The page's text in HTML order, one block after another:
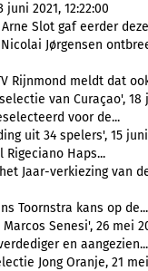
2021, 12:22:00
Arne Slot gaf eerder
Jørgensen
Rijnmond meldt dat
van Curaçao', 18
voor de...
uit 34 spelers', 15 juni
Rigeciano Haps...
Jaar-verkiezing van
Toornstra kans op de...
Senesi', 26 mei
en aangezien...
Jong Oranje, 21 mei